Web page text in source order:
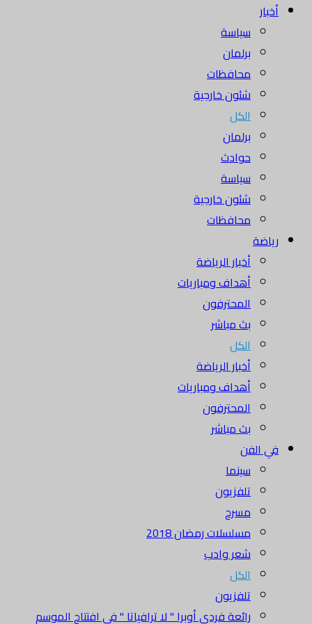
أخبار
سياسة
برلمان
محافظات
شئون خارجية
الكل
برلمان
حوادث
سياسة
شئون خارجية
محافظات
رياضة
أخبار الرياضة
أهداف ومباريات
المحترفون
بث مباشر
الكل
أخبار الرياضة
أهداف ومباريات
المحترفون
بث مباشر
في الفن
سينما
تلفزيون
مسرح
مسلسلات رمضان 2018
شعر وادب
الكل
تلفزيون
رائعة فردي أوبرا " لا ترافياتا " في افتتاح الموسم